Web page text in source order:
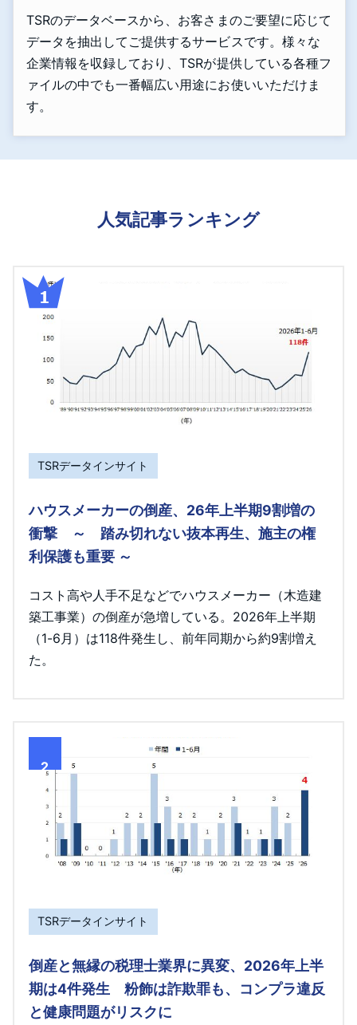
TSRのデータベースから、お客さまのご要望に応じて
データを抽出してご提供するサービスです。様々な
企業情報を収録しており、TSRが提供している各種フ
ァイルの中でも一番幅広い用途にお使いいただけま
す。
人気記事ランキング
TSRデータインサイト
ハウスメーカーの倒産、26年上半期9割増の
衝撃 ～ 踏み切れない抜本再生、施主の権
利保護も重要 ～
コスト高や人手不足などでハウスメーカー（木造建
築工事業）の倒産が急増している。2026年上半期
（1-6月）は118件発生し、前年同期から約9割増え
た。
2
TSRデータインサイト
倒産と無縁の税理士業界に異変、2026年上半
期は4件発生 粉飾は詐欺罪も、コンプラ違反
と健康問題がリスクに